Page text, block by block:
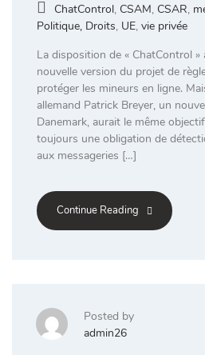
ChatControl, CSAM, CSAR,
Politique, Droits, UE, vie privée
La disposition de « ChatControl »
nouvelle version du projet de
protéger les mineurs en ligne.
allemand Patrick Breyer, un
Danemark, aurait le même
toujours une obligation de
aux messageries […]
Continue Reading
Posted by
admin26